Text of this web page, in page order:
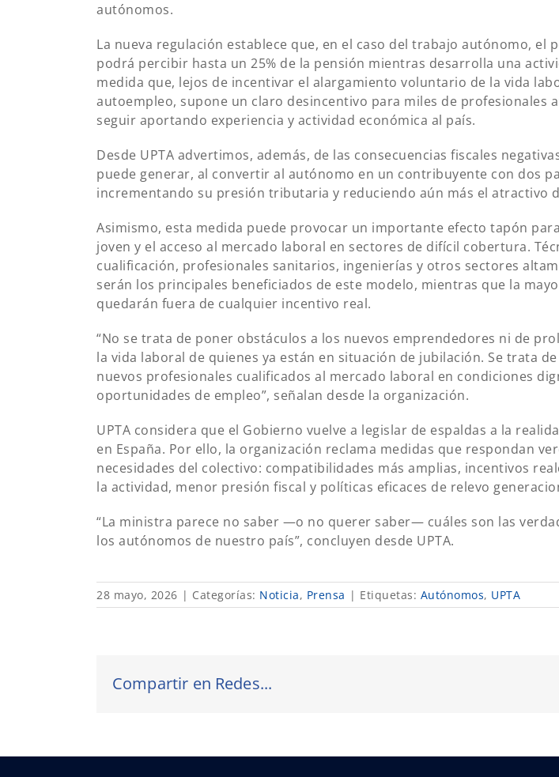
autónomos.
La nueva regulación establece que, en el caso del trabajo autónomo, el
podrá percibir hasta un 25% de la pensión mientras desarrolla una
medida que, lejos de incentivar el alargamiento voluntario de la vida
autoempleo, supone un claro desincentivo para miles de profesionales
seguir aportando experiencia y actividad económica al país.
Desde UPTA advertimos, además, de las consecuencias fiscales
puede generar, al convertir al autónomo en un contribuyente con dos
incrementando su presión tributaria y reduciendo aún más el atractivo
Asimismo, esta medida puede provocar un importante efecto tapón
joven y el acceso al mercado laboral en sectores de difícil cobertura.
cualificación, profesionales sanitarios, ingenierías y otros sectores
serán los principales beneficiados de este modelo, mientras que la
quedarán fuera de cualquier incentivo real.
“No se trata de poner obstáculos a los nuevos emprendedores ni de
la vida laboral de quienes ya están en situación de jubilación. Se trata
nuevos profesionales cualificados al mercado laboral en condiciones
oportunidades de empleo”, señalan desde la organización.
UPTA considera que el Gobierno vuelve a legislar de espaldas a la
en España. Por ello, la organización reclama medidas que respondan
necesidades del colectivo: compatibilidades más amplias, incentivos
la actividad, menor presión fiscal y políticas eficaces de relevo
“La ministra parece no saber —o no querer saber— cuáles son las
los autónomos de nuestro país”, concluyen desde UPTA.
28 mayo, 2026 | Categorías: Noticia, Prensa | Etiquetas: Autónomos, UPTA
Compartir en Redes...